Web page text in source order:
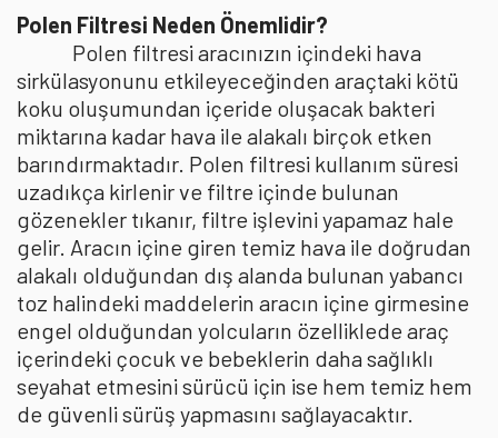
Polen Filtresi Neden Önemlidir?
Polen filtresi aracınızın içindeki hava
sirkülasyonunu etkileyeceğinden araçtaki kötü
koku oluşumundan içeride oluşacak bakteri
miktarına kadar hava ile alakalı birçok etken
barındırmaktadır. Polen filtresi kullanım süresi
uzadıkça kirlenir ve filtre içinde bulunan
gözenekler tıkanır, filtre işlevini yapamaz hale
gelir. Aracın içine giren temiz hava ile doğrudan
alakalı olduğundan dış alanda bulunan yabancı
toz halindeki maddelerin aracın içine girmesine
engel olduğundan yolcuların özelliklede araç
içerindeki çocuk ve bebeklerin daha sağlıklı
seyahat etmesini sürücü için ise hem temiz hem
de güvenli sürüş yapmasını sağlayacaktır.